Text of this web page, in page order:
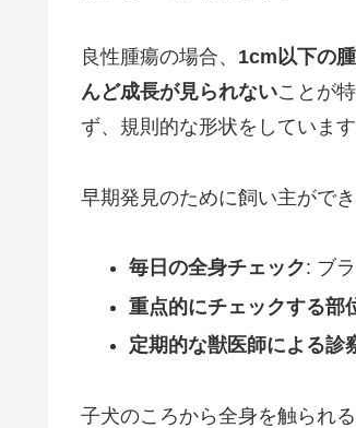
良性腫瘍の場合、 1cm以下の
んど成長が見られないことが
ず、規則的な形状をしています
早期発見のために飼い主がで
毎日の全身チェック: ブ
重点的にチェックする部
定期的な獣医師による診
子犬のころから全身を触られ